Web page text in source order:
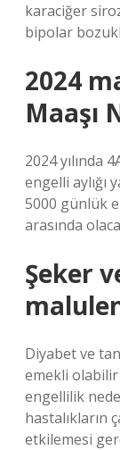
karaciğer
bipolar
2024
Maaşı
2024 yılında
engelli aylığı
5000 günlük
arasında
Şeker
Diyabet ve
emekli olabilir
engellilik
hastalıkların
etkilemesi